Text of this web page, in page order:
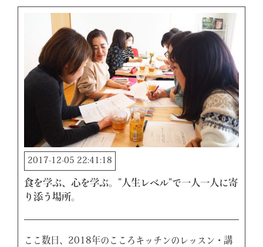
2017-12-05 22:41:18
食を学ぶ、心を学ぶ。”人生レベル”で一人一人に寄
り添う場所。
ここ数日、2018年のこころキッチンのレッスン・講